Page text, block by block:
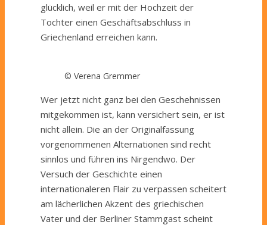
glücklich, weil er mit der Hochzeit der
Tochter einen Geschäftsabschluss in
Griechenland erreichen kann.
© Verena Gremmer
Wer jetzt nicht ganz bei den Geschehnissen
mitgekommen ist, kann versichert sein, er ist
nicht allein. Die an der Originalfassung
vorgenommenen Alternationen sind recht
sinnlos und führen ins Nirgendwo. Der
Versuch der Geschichte einen
internationaleren Flair zu verpassen scheitert
am lächerlichen Akzent des griechischen
Vater und der Berliner Stammgast scheint